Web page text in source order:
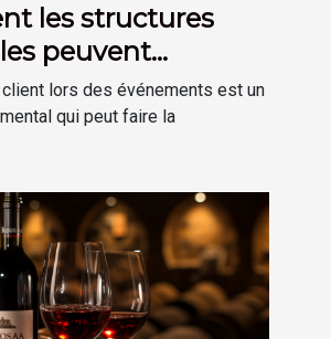
les structures
peuvent
l'expérience client
lors des événements est un
qui peut faire la